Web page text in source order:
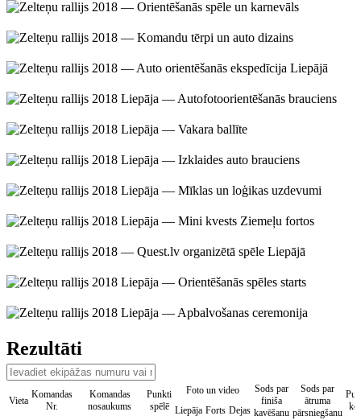
Rezultāti
Vieta
Komandas
Nr.
Komandas
nosaukums
Punkti
spēlē
Foto un video
Sods par
finiša
kavēšanu
Sods par
ātruma
pārsniegšanu
Liepāja Forts Dejas